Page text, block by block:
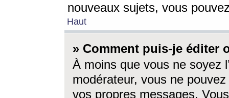
nouveaux sujets, vous
Haut
» Comment puis-je éditer
À moins que vous ne soyez
modérateur, vous ne
vos propres messages.